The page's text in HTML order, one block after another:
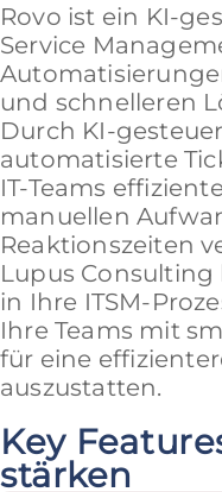
Rovo ist ein KI-
Service
und schnelleren
Durch KI-
automatisierte
IT-Teams
manuellen
Reaktionszeiten
Lupus
in Ihre ITSM-
Ihre Teams mit
für eine
auszustatten.
Key
stärken